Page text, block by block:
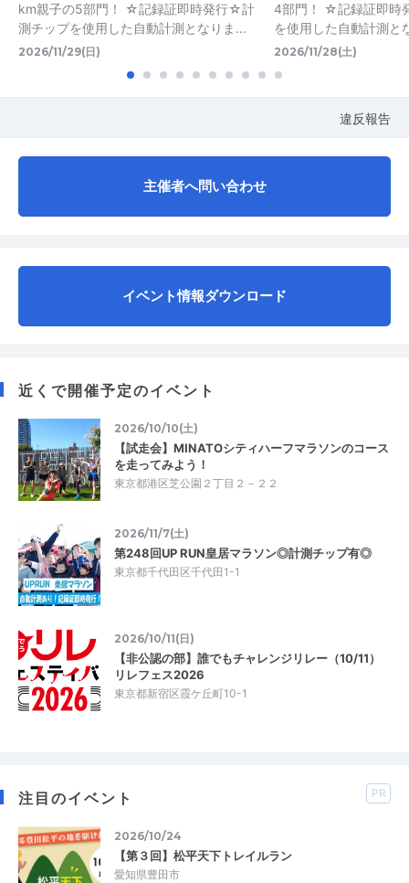
km親子の5部門！ ☆記録証即時発行☆計
測チップを使用した自動計測となりま...
2026/11/29(日)
4部門！ ☆記録証即時
を使用した自動計測と
2026/11/28(土)
違反報告
主催者へ問い合わせ
イベント情報ダウンロード
近くで開催予定のイベント
2026/10/10(土)
【試走会】MINATOシティハーフマラソンのコース
を走ってみよう！
東京都港区芝公園２丁目２－２２
2026/11/7(土)
第248回UP RUN皇居マラソン◎計測チップ有◎
東京都千代田区千代田1-1
2026/10/11(日)
【非公認の部】誰でもチャレンジリレー（10/11）
リレフェス2026
東京都新宿区霞ケ丘町10-1
注目のイベント PR
2026/10/24
【第３回】松平天下トレイルラン
愛知県豊田市